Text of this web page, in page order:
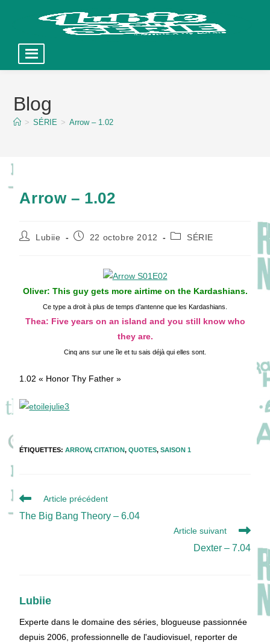
contentBlog
> SÉRIE > Arrow – 1.02
Arrow – 1.02
Auteur/autrice
Lubiie
Publication
22 octobre 2012
PostSÉRIE
Oliver: This guy gets more airtime on the Kardashians.
Ce type a droit à plus de temps d’antenne que les Kardashians.
Thea: Five years on an island and you still know who
they are.
Cinq ans sur une île et tu sais déjà qui elles sont.
1.02 « Honor Thy Father »
ÉTIQUETTES:ARROW, CITATION, QUOTES, SAISON 1
Read
articles
Article précédent
The Big Bang Theory – 6.04
Article suivant
Dexter – 7.04
Lubiie
Experte dans le domaine des séries, blogueuse passionnée
depuis 2006, professionnelle de l'audiovisuel, reporter de